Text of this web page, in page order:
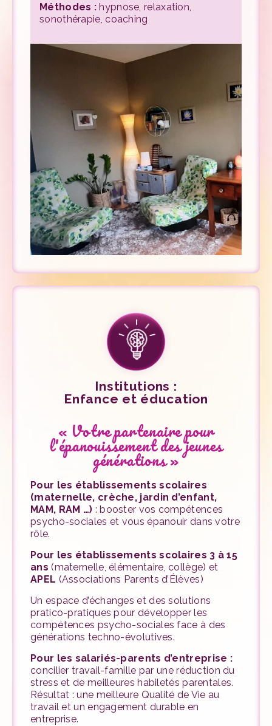
Méthodes : hypnose, relaxation,
sonothérapie, coaching
Institutions :
Enfance et éducation
« Votre partenaire pour
l'épanouissement des jeunes
générations »
Pour les établissements scolaires
(maternelle, crèche, jardin d’enfant,
MAM, RAM …) : booster vos compétences
psycho-sociales et vous épanouir dans votre
rôle.
Pour les établissements scolaires 3 à 15
ans (maternelle, élémentaire, collège) et
APEL (Associations Parents d’Élèves)
Un espace d’échanges et des solutions
pratico-pratiques pour développer les
compétences psycho-sociales face à des
générations techno-évolutives.
Pour les salariés-parents d’entreprise :
concilier travail-famille par une réduction du
stress et de meilleures habiletés parentales.
Résultat : une meilleure Qualité de Vie au
travail et un engagement durable en
entreprise.